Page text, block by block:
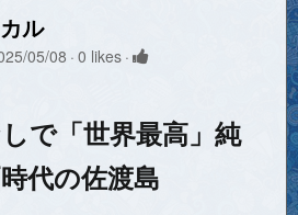
ル
05/08 0 likes
で「世界最高」純
代の佐渡島